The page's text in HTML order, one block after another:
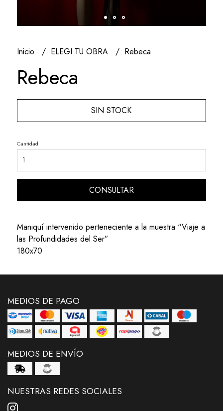
Inicio ELEGI TU OBRA Rebeca
Rebeca
SIN STOCK
Cantidad
CONSULTAR
Maniquí intervenido perteneciente a la muestra “Viaje a
las Profundidades del Ser”
180x70
MEDIOS DE PAGO
MEDIOS DE ENVÍO
NUESTRAS REDES SOCIALES